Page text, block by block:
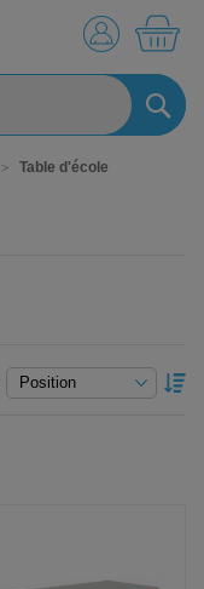
Table d'école